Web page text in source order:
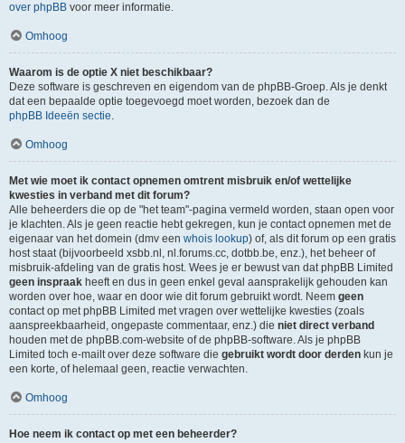
over phpBB voor meer informatie.
Omhoog
Waarom is de optie X niet beschikbaar?
Deze software is geschreven en eigendom van de phpBB-Groep. Als je denkt
dat een bepaalde optie toegevoegd moet worden, bezoek dan de
phpBB Ideeën sectie.
Omhoog
Met wie moet ik contact opnemen omtrent misbruik en/of wettelijke
kwesties in verband met dit forum?
Alle beheerders die op de "het team"-pagina vermeld worden, staan open voor
je klachten. Als je geen reactie hebt gekregen, kun je contact opnemen met de
eigenaar van het domein (dmv een whois lookup) of, als dit forum op een gratis
host staat (bijvoorbeeld xsbb.nl, nl.forums.cc, dotbb.be, enz.), het beheer of
misbruik-afdeling van de gratis host. Wees je er bewust van dat phpBB Limited
geen inspraak heeft en dus in geen enkel geval aansprakelijk gehouden kan
worden over hoe, waar en door wie dit forum gebruikt wordt. Neem geen
contact op met phpBB Limited met vragen over wettelijke kwesties (zoals
aanspreekbaarheid, ongepaste commentaar, enz.) die niet direct verband
houden met de phpBB.com-website of de phpBB-software. Als je phpBB
Limited toch e-mailt over deze software die gebruikt wordt door derden kun je
een korte, of helemaal geen, reactie verwachten.
Omhoog
Hoe neem ik contact op met een beheerder?